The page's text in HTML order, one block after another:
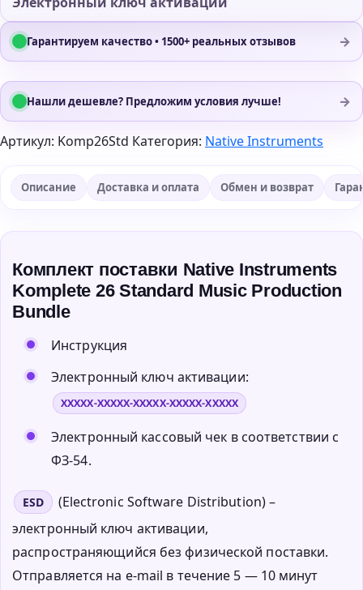
Гарантируем качество • 1500+ реальных отзывов →
Нашли дешевле? Предложим условия лучше! →
Артикул: Komp26Std Категория: Native Instruments
Описание Доставка и оплата Обмен и возврат
Комплект поставки Native Instruments
Komplete 26 Standard Music Production
Bundle
Инструкция
Электронный ключ активации:
XXXXX-XXXXX-XXXXX-XXXXX-XXXXX
Электронный кассовый чек в соответствии с
ФЗ-54.
ESD
(Electronic Software Distribution) –
электронный ключ активации,
распространяющийся без физической поставки.
Отправляется на e-mail в течение 5 — 10 минут